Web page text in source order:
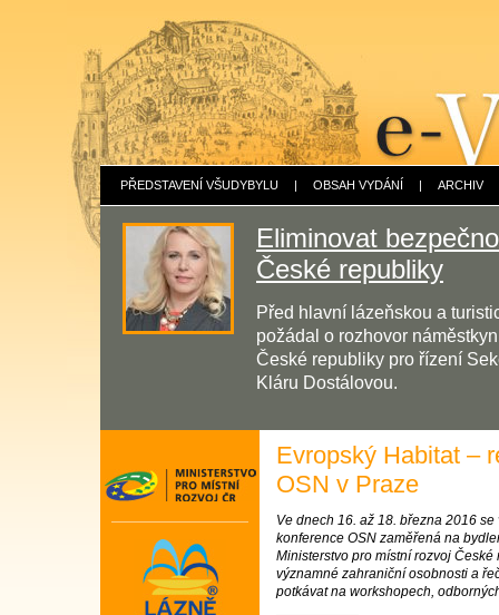
PŘEDSTAVENÍ VŠUDYBYLU | OBSAH VYDÁNÍ | ARCHIV
Eliminovat
České republiky
Před hlavní lázeňskou a
požádal o rozhovor
České republiky pro řízení
Kláru Dostálovou.
Evropský Habitat –
OSN v Praze
Ve dnech 16. až 18. března 2016
konference OSN zaměřená na
Ministerstvo pro místní rozvoj
významné zahraniční osobnosti a
potkávat na workshopech,